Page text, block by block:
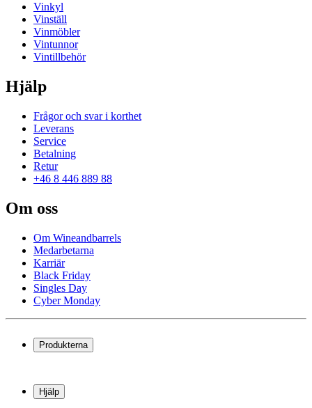
Vinkyl
Vinställ
Vinmöbler
Vintunnor
Vintillbehör
Hjälp
Frågor och svar i korthet
Leverans
Service
Betalning
Retur
+46 8 446 889 88
Om oss
Om Wineandbarrels
Medarbetarna
Karriär
Black Friday
Singles Day
Cyber Monday
Produkterna
Vinställ
Vinmöbler
Hjälp